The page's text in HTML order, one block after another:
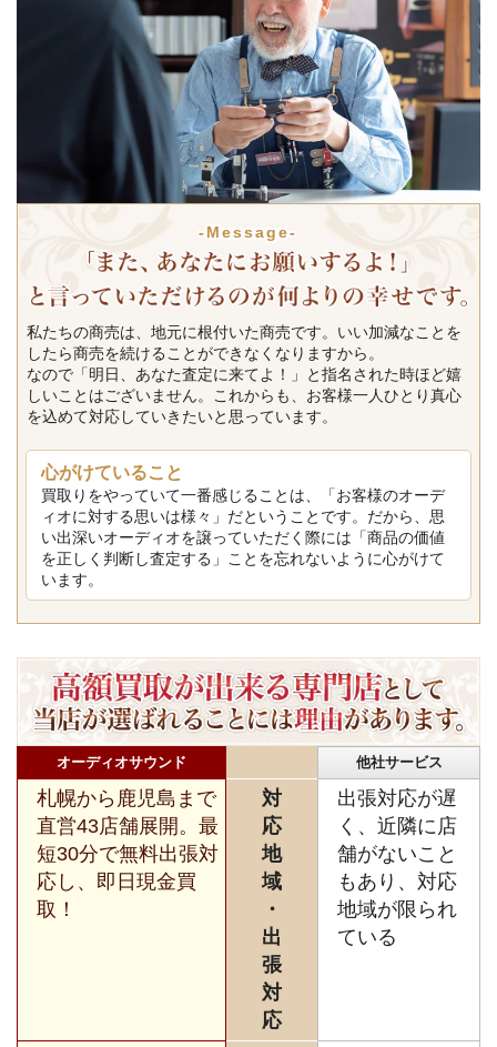
-Message-
私たちの商売は、地元に根付いた商売です。いい加減なことを
したら商売を続けることができなくなりますから。
なので「明日、あなた査定に来てよ！」と指名された時ほど嬉
しいことはございません。これからも、お客様一人ひとり真心
を込めて対応していきたいと思っています。
心がけていること
買取りをやっていて一番感じることは、「お客様のオーデ
ィオに対する思いは様々」だということです。だから、思
い出深いオーディオを譲っていただく際には「商品の価値
を正しく判断し査定する」ことを忘れないように心がけて
います。
オーディオサウンド 他社サービス
札幌から鹿児島まで
直営43店舗展開。最
短30分で無料出張対
応し、即日現金買
取！
対
応
地
域
・
出
張
対
応
出張対応が遅
く、近隣に店
舗がないこと
もあり、対応
地域が限られ
ている